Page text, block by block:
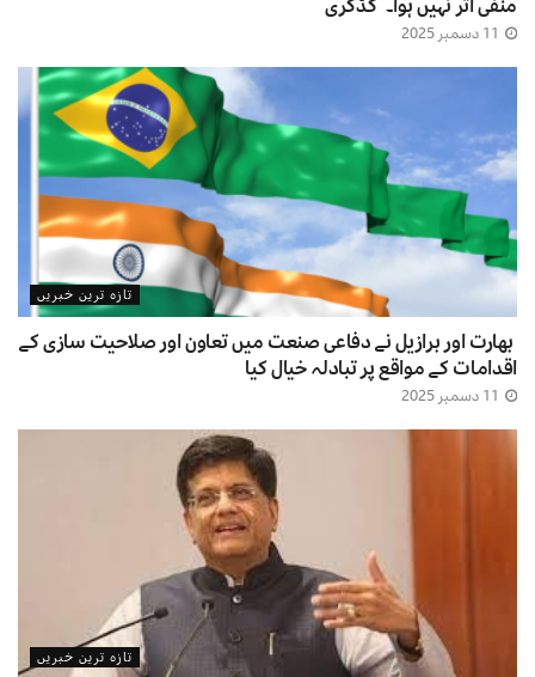
تازہ ترین خبریں
بھارت اور برازیل نے دفاعی صنعت میں تعاون اور صلاحیت سازی کے
اقدامات کے مواقع پر تبادلہ خیال کیا
تازہ ترین خبریں